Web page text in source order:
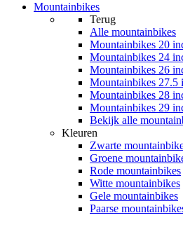
Mountainbikes
Terug
Alle mountainbikes
Mountainbikes 20
Mountainbikes 24
Mountainbikes 26
Mountainbikes 27.5
Mountainbikes 28
Mountainbikes 29
Bekijk alle
Kleuren
Zwarte
Groene
Rode mountainbikes
Witte mountainbikes
Gele mountainbikes
Paarse